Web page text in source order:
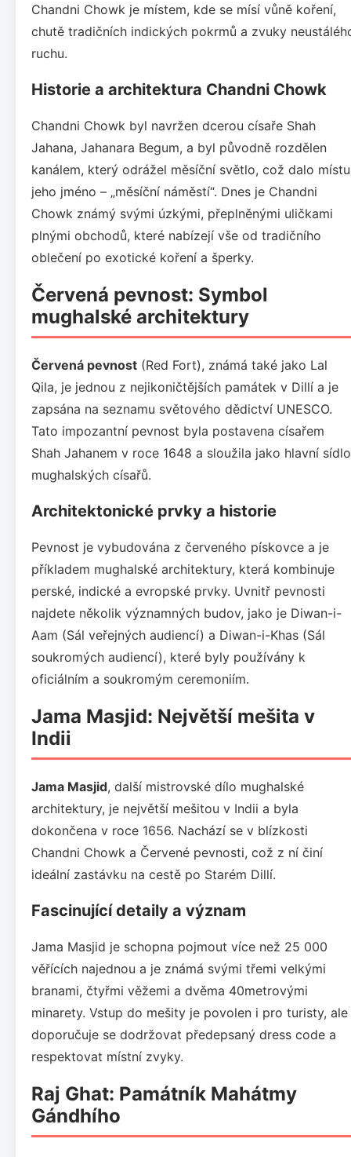
Chandni Chowk je místem, kde se mísí vůně koření,
chutě tradičních indických pokrmů a zvuky
ruchu.
Historie a architektura Chandni Chowk
Chandni Chowk byl navržen dcerou císaře Shah
Jahana, Jahanara Begum, a byl původně rozdělen
kanálem, který odrážel měsíční světlo, což dalo místu
jeho jméno – „měsíční náměstí“. Dnes je Chandni
Chowk známý svými úzkými, přeplněnými uličkami
plnými obchodů, které nabízejí vše od tradičního
oblečení po exotické koření a šperky.
Červená pevnost: Symbol
mughalské architektury
Červená pevnost (Red Fort), známá také jako Lal
Qila, je jednou z nejikoničtějších památek v Dillí a je
zapsána na seznamu světového dědictví UNESCO.
Tato impozantní pevnost byla postavena císařem
Shah Jahanem v roce 1648 a sloužila jako hlavní sídlo
mughalských císařů.
Architektonické prvky a historie
Pevnost je vybudována z červeného pískovce a je
příkladem mughalské architektury, která kombinuje
perské, indické a evropské prvky. Uvnitř pevnosti
najdete několik významných budov, jako je Diwan-i-
Aam (Sál veřejných audiencí) a Diwan-i-Khas (Sál
soukromých audiencí), které byly používány k
oficiálním a soukromým ceremoniím.
Jama Masjid: Největší mešita v
Indii
Jama Masjid, další mistrovské dílo mughalské
architektury, je největší mešitou v Indii a byla
dokončena v roce 1656. Nachází se v blízkosti
Chandni Chowk a Červené pevnosti, což z ní činí
ideální zastávku na cestě po Starém Dillí.
Fascinující detaily a význam
Jama Masjid je schopna pojmout více než 25 000
věřících najednou a je známá svými třemi velkými
branami, čtyřmi věžemi a dvěma 40metrovými
minarety. Vstup do mešity je povolen i pro turisty, ale
doporučuje se dodržovat předepsaný dress code a
respektovat místní zvyky.
Raj Ghat: Památník Mahátmy
Gándhího